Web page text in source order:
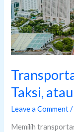
Taksi,
Leave a Comment /
Memilih
Mobil?